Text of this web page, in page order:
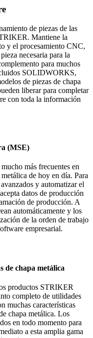
de piezas de las
Mantiene la
y el procesamiento CNC,
necesaria para la
para muchos
SOLIDWORKS,
de piezas de chapa
liberar para completar
con toda la información
(MSE)
más frecuentes en
de hoy en día. Para
y automatizar el
datos de producción
de producción. A
automáticamente y los
de la orden de trabajo
empresarial.
de chapa metálica
productos STRIKER
completo de utilidades
muchas características
chapa metálica. Los
en todo momento para
a esta amplia gama